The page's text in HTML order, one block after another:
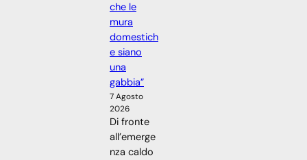
che le
mura
domestich
e siano
una
gabbia”
7 Agosto
2026
Di fronte
all’emerge
nza caldo